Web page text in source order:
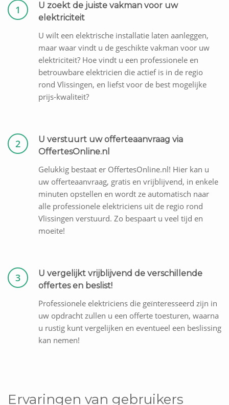
1
U zoekt de juiste vakman voor uw
elektriciteit
U wilt een elektrische installatie laten aanleggen,
maar waar vindt u de geschikte vakman voor uw
elektriciteit? Hoe vindt u een professionele en
betrouwbare elektricien die actief is in de regio
rond Vlissingen, en liefst voor de best mogelijke
prijs-kwaliteit?
2
U verstuurt uw offerteaanvraag via
OffertesOnline.nl
Gelukkig bestaat er OffertesOnline.nl! Hier kan u
uw offerteaanvraag, gratis en vrijblijvend, in enkele
minuten opstellen en wordt ze automatisch naar
alle professionele elektriciens uit de regio rond
Vlissingen verstuurd. Zo bespaart u veel tijd en
moeite!
3
U vergelijkt vrijblijvend de verschillende
offertes en beslist!
Professionele elektriciens die geïnteresseerd zijn in
uw opdracht zullen u een offerte toesturen, waarna
u rustig kunt vergelijken en eventueel een beslissing
kan nemen!
Ervaringen van gebruikers